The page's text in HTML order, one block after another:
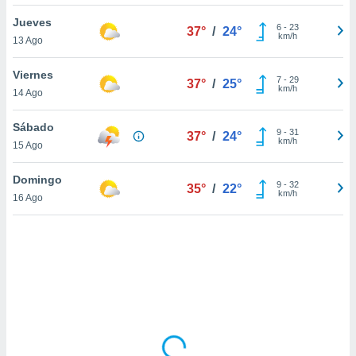
sitio
En
sean
el sitio
ni para
o
Jueves
13 Ago
37° / 24° 6- 23
km/h
Viernes
14 Ago
37° / 25° 7- 29
km/h
Sábado
15 Ago
37° / 24° 9- 31
km/h
Domingo
16 Ago
35° / 22° 9- 32
km/h